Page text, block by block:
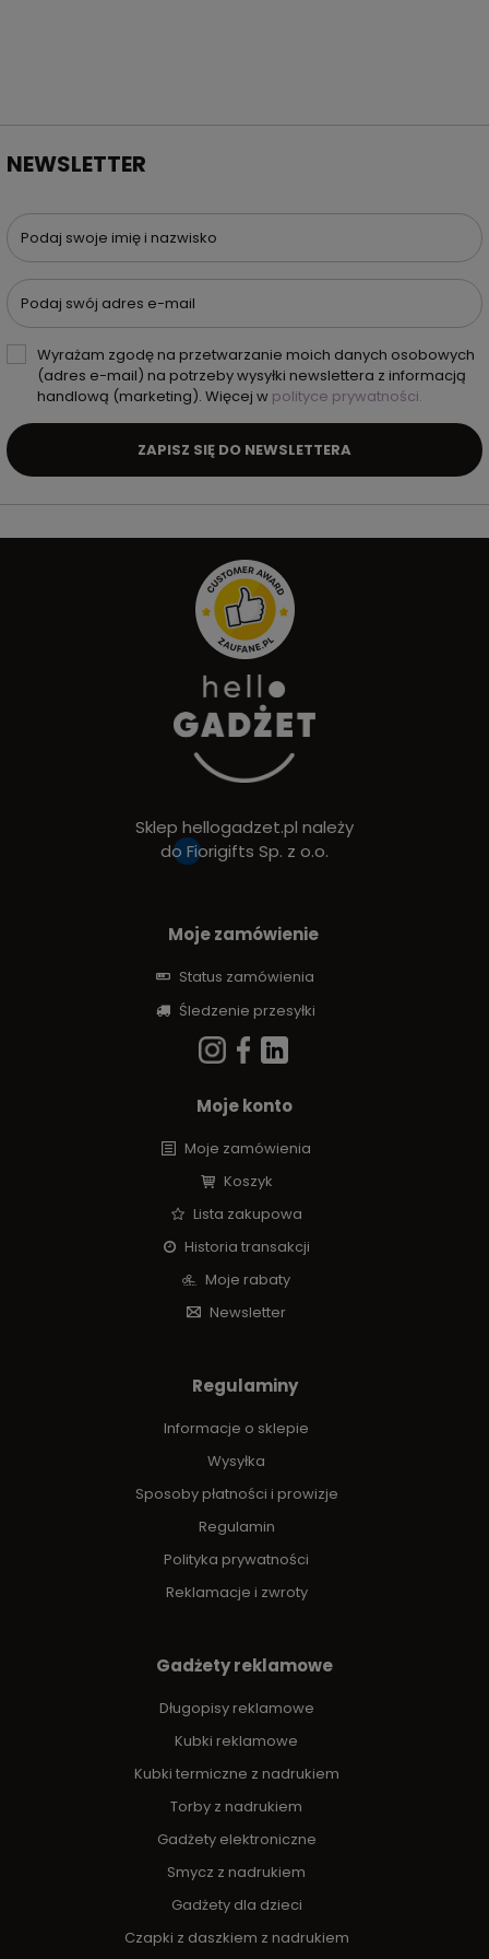
NEWSLETTER
Podaj swoje imię i nazwisko
Podaj swój adres e-mail
Wyrażam zgodę na przetwarzanie moich danych osobowych
(adres e-mail) na potrzeby wysyłki newslettera z informacją
handlową (marketing). Więcej w polityce prywatności.
ZAPISZ SIĘ DO NEWSLETTERA
Sklep hellogadzet.pl należy
do Fiorigifts Sp. z o.o.
Moje zamówienie
Status zamówienia
Śledzenie przesyłki
Moje konto
Moje zamówienia
Koszyk
Lista zakupowa
Historia transakcji
Moje rabaty
Newsletter
Regulaminy
Informacje o sklepie
Wysyłka
Sposoby płatności i prowizje
Regulamin
Polityka prywatności
Reklamacje i zwroty
Gadżety reklamowe
Długopisy reklamowe
Kubki reklamowe
Kubki termiczne z nadrukiem
Torby z nadrukiem
Gadżety elektroniczne
Smycz z nadrukiem
Gadżety dla dzieci
Czapki z daszkiem z nadrukiem